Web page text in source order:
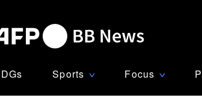
Sports ∨ Focus ∨